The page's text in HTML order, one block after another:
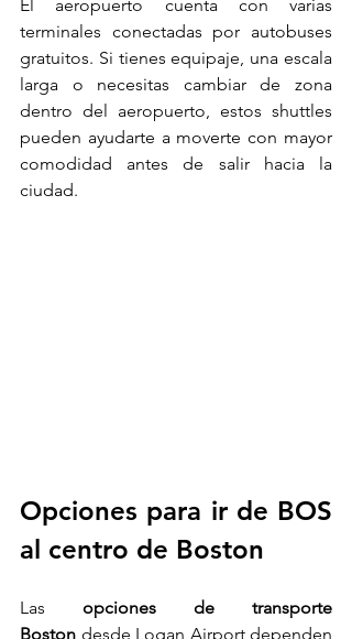
El aeropuerto cuenta con varias
terminales conectadas por autobuses
gratuitos. Si tienes equipaje, una escala
larga o necesitas cambiar de zona
dentro del aeropuerto, estos shuttles
pueden ayudarte a moverte con mayor
comodidad antes de salir hacia la
ciudad.
Opciones para ir de BOS
al centro de Boston
Las opciones de transporte
Boston desde Logan Airport dependen